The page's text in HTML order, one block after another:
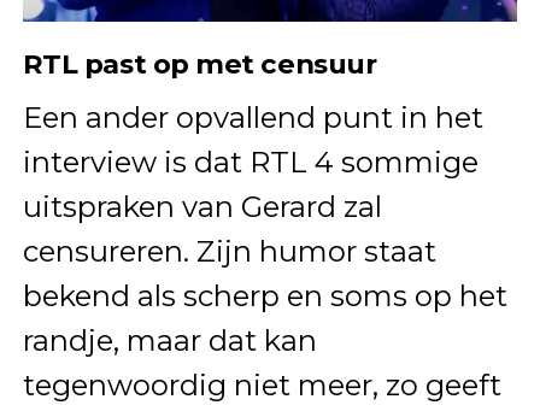
RTL past op met censuur
Een ander opvallend punt in het
interview is dat RTL 4 sommige
uitspraken van Gerard zal
censureren. Zijn humor staat
bekend als scherp en soms op het
randje, maar dat kan
tegenwoordig niet meer, zo geeft